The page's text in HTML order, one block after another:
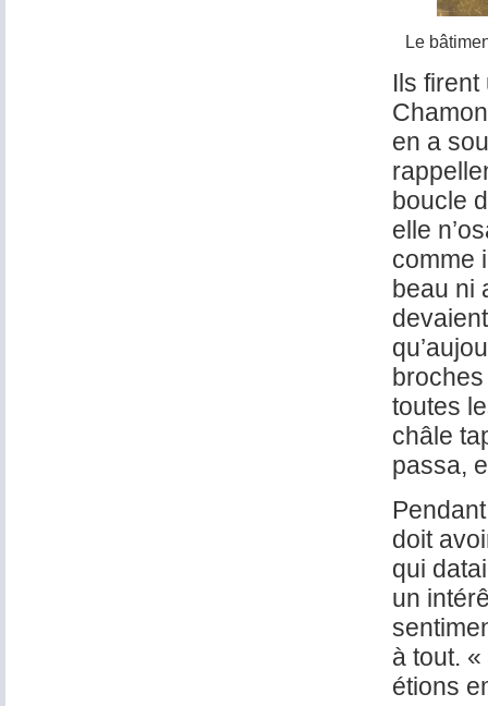
Le
Ils firent
en a
boucle
elle
comme
beau ni
toutes
châle
passa,
doit
qui
un
à tout.
étions